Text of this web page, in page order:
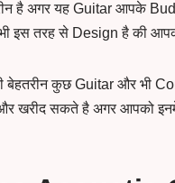
है अगर यह Guitar आपके
इस तरह से Design है की
कुछ Guitar और भी
सकते है अगर आपको